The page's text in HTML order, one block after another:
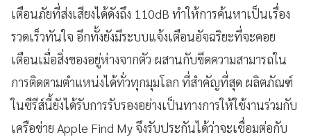
เตือนภัยที่ส่งเสียงได้ดังถึง 110dB ทำให้การค้นหาเป็นเรื่อง
รวดเร็วทันใจ อีกทั้งยังมีระบบแจ้งเตือนอัจฉริยะที่จะคอย
เตือนเมื่อสิ่งของอยู่ห่างจากตัว ผสานกับขีดความสามารถใน
การติดตามตำแหน่งได้ทั่วทุกมุมโลก ที่สำคัญที่สุด ผลิตภัณฑ์
ในซีรีส์นี้ยังได้รับการรับรองอย่างเป็นทางการให้ใช้งานร่วมกับ
เครือข่าย Apple Find My จึงรับประกันได้ว่าจะเชื่อมต่อกับ